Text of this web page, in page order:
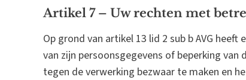
Artikel 7 – Uw rechten met
Op grond van artikel 13 lid 2 sub b AVG
van zijn persoonsgegevens of beperking
tegen de verwerking bezwaar te maken en